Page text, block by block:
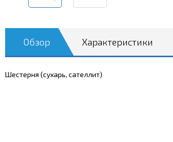
Обзор Характеристики
Шестерня (сухарь, сателлит)